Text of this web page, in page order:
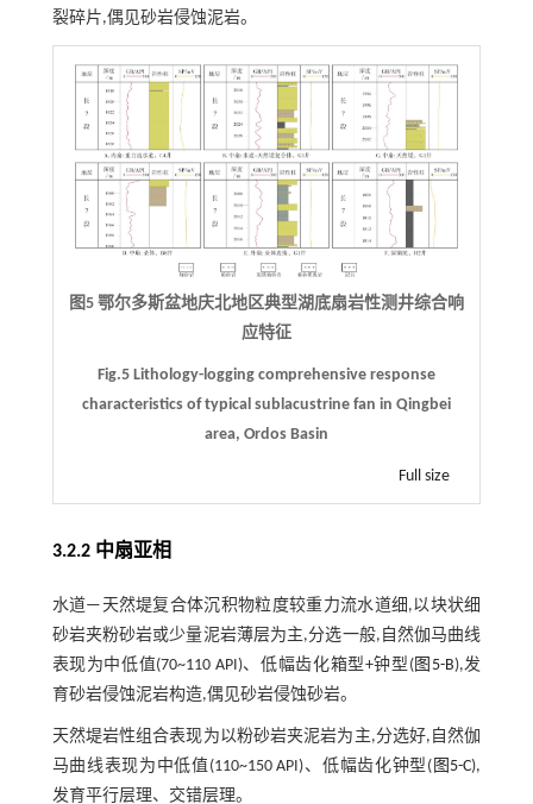
裂碎片,偶见砂岩侵蚀泥岩。
图5 鄂尔多斯盆地庆北地区典型湖底扇岩性测井综合响
应特征
Fig.5 Lithology-logging comprehensive response
characteristics of typical sublacustrine fan in Qingbei
area, Ordos Basin
Full size
3.2.2 中扇亚相
水道—天然堤复合体沉积物粒度较重力流水道细,以块状细
砂岩夹粉砂岩或少量泥岩薄层为主,分选一般,自然伽马曲线
表现为中低值(70~110 API)、低幅齿化箱型+钟型( 图5-B),发
育砂岩侵蚀泥岩构造,偶见砂岩侵蚀砂岩。
天然堤岩性组合表现为以粉砂岩夹泥岩为主,分选好,自然伽
马曲线表现为中低值(110~150 API)、低幅齿化钟型( 图5-C),
发育平行层理、交错层理。